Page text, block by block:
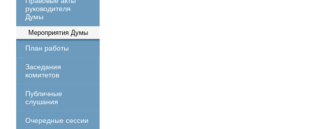
руководителя
Думы
Мероприятия Думы
План работы
Заседания
комитетов
Публичные
слушания
Очередные сессии